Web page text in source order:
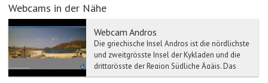
Webcams in der Nähe
Webcam Andros
Die griechische Insel Andros ist die nördlichste
und zweitgrösste Insel der Kykladen und die
drittgrösste der Region Südliche Ägäis. Das
Klima von ...